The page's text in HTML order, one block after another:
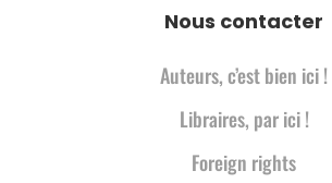
Nous contacter
Auteurs, c’est bien ici !
Libraires, par ici !
Foreign rights